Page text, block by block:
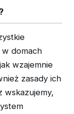
w domach
wzajemnie
zasady ich
wskazujemy,